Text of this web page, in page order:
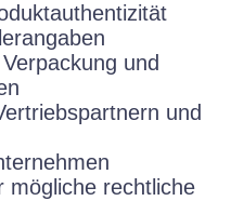
und
und
mögliche rechtliche